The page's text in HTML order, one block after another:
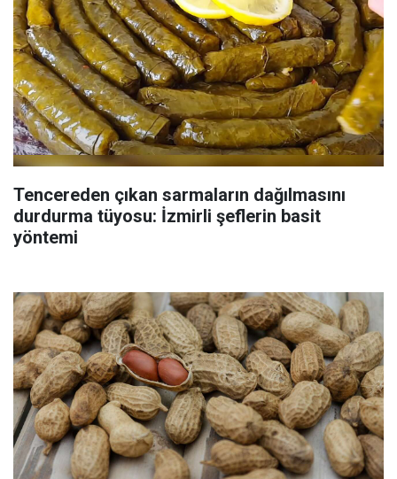
Tencereden çıkan sarmaların dağılmasını
durdurma tüyosu: İzmirli şeflerin basit
yöntemi